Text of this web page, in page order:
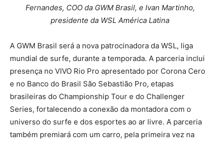
Fernandes, COO da GWM Brasil, e Ivan Martinho,
presidente da WSL América Latina
A GWM Brasil será a nova patrocinadora da WSL, liga
mundial de surfe, durante a temporada. A parceria inclui
presença no VIVO Rio Pro apresentado por Corona Cero
e no Banco do Brasil São Sebastião Pro, etapas
brasileiras do Championship Tour e do Challenger
Series, fortalecendo a conexão da montadora com o
universo do surfe e dos esportes ao ar livre. A parceria
também premiará com um carro, pela primeira vez na